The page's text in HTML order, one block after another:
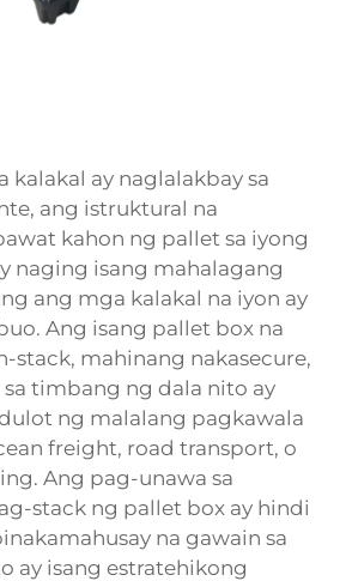
kalakal ay naglalakbay sa
ang istruktural na
kahon ng pallet sa iyong
naging isang mahalagang
ang mga kalakal na iyon ay
Ang isang pallet box na
stack, mahinang nakasecure,
timbang ng dala nito ay
ng malalang pagkawala
freight, road transport, o
Ang pag-unawa sa
stack ng pallet box ay hindi
na gawain sa
ay isang estratehikong